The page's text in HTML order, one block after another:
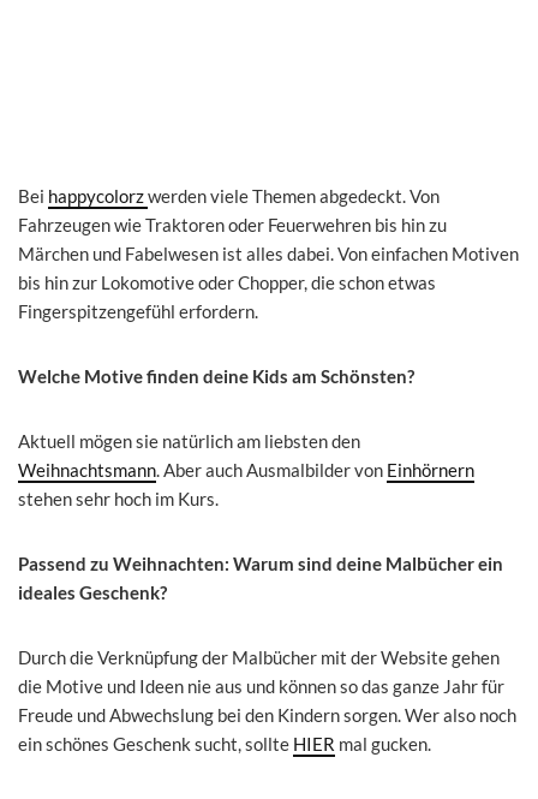
Bei happycolorzwerden viele Themen abgedeckt. Von
Fahrzeugen wie Traktoren oder Feuerwehren bis hin zu
Märchen und Fabelwesen ist alles dabei. Von einfachen Motiven
bis hin zur Lokomotive oder Chopper, die schon etwas
Fingerspitzengefühl erfordern.
Welche Motive finden deine Kids am Schönsten?
Aktuell mögen sie natürlich am liebsten den
Weihnachtsmann. Aber auch Ausmalbilder von Einhörnern
stehen sehr hoch im Kurs.
Passend zu Weihnachten: Warum sind deine Malbücher ein
ideales Geschenk?
Durch die Verknüpfung der Malbücher mit der Website gehen
die Motive und Ideen nie aus und können so das ganze Jahr für
Freude und Abwechslung bei den Kindern sorgen. Wer also noch
ein schönes Geschenk sucht, sollte HIER mal gucken.